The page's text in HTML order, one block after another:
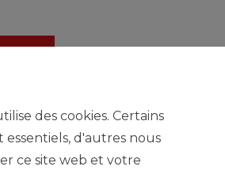
des cookies. Certains
d'autres nous
ce site web et votre